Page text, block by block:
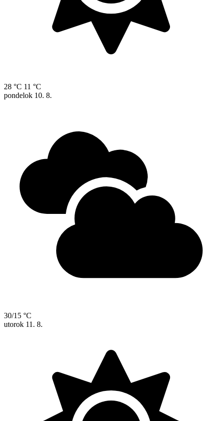
28 °C 11 °C
pondelok 10. 8.
30/15 °C
utorok 11. 8.